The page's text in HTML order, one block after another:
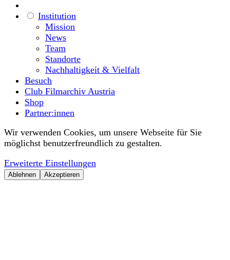
Institution
Mission
News
Team
Standorte
Nachhaltigkeit & Vielfalt
Besuch
Club Filmarchiv Austria
Shop
Partner:innen
Wir verwenden Cookies, um unsere Webseite für Sie
möglichst benutzerfreundlich zu gestalten.
Erweiterte Einstellungen
Ablehnen Akzeptieren